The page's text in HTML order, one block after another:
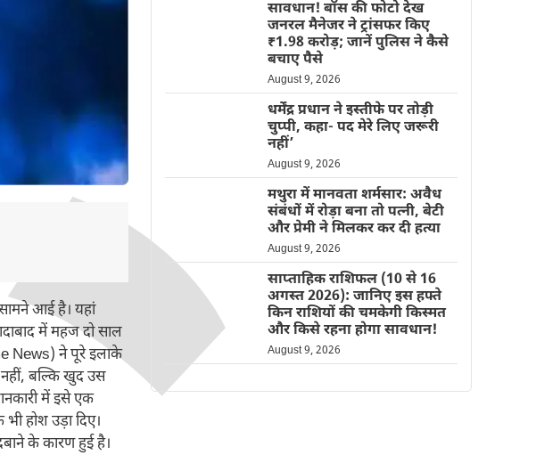
आई है। यहां
में महज दो साल
News) ने पूरे इलाके
बल्कि खुद उस
में इसे एक
होश उड़ा दिए।
के कारण हुई है।
सावधान! बॉस की फोटो देख
जनरल मैनेजर ने ट्रांसफर किए
₹1.98 करोड़; जानें पुलिस ने कैसे
बचाए पैसे
August 9, 2026
धर्मेंद्र प्रधान ने इस्तीफे पर तोड़ी
चुप्पी, कहा- पद मेरे लिए जरूरी
नहीं’
August 9, 2026
मथुरा में मानवता शर्मसार: अवैध
संबंधों में रोड़ा बना तो पत्नी, बेटी
और प्रेमी ने मिलकर कर दी हत्या
August 9, 2026
साप्ताहिक राशिफल (10 से 16
अगस्त 2026): जानिए इस हफ्ते
किन राशियों की चमकेगी किस्मत
और किसे रहना होगा सावधान!
August 9, 2026